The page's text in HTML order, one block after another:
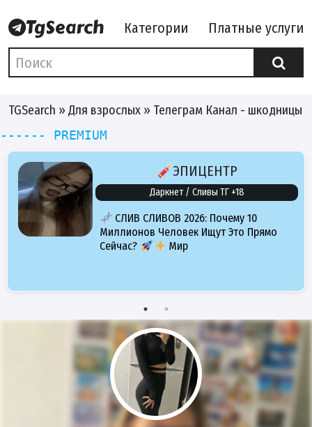
Категории Платные услуги
TGSearch » Для взрослых » Телеграм Канал - шкодницы
------ PREMIUM
ЭПИЦЕНТР
Даркнет / Сливы ТГ +18
СЛИВ СЛИВОВ 2026: Почему 10
Миллионов Человек Ищут Это Прямо
Сейчас?
Мир